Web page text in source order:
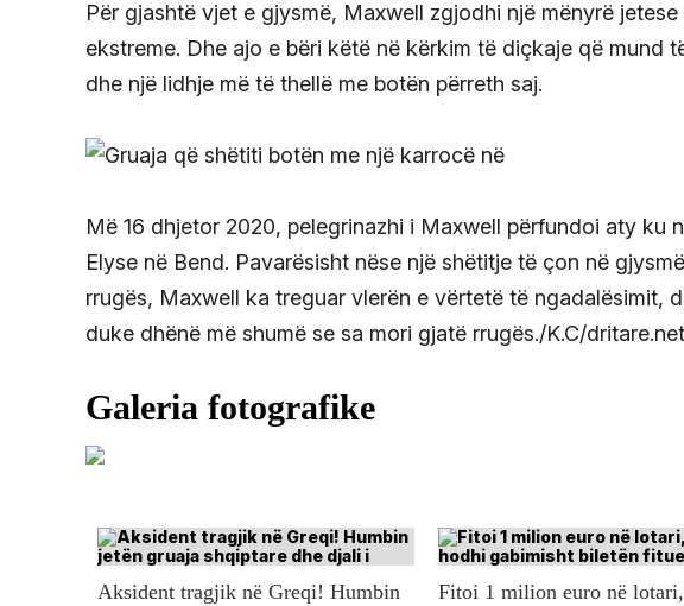
Për gjashtë vjet e gjysmë, Maxwell zgjodhi një mënyrë
ekstreme. Dhe ajo e bëri këtë në kërkim të diçkaje që mund
dhe një lidhje më të thellë me botën përreth saj.
Më 16 dhjetor 2020, pelegrinazhi i Maxwell përfundoi aty ku
Elyse në Bend. Pavarësisht nëse një shëtitje të çon në
rrugës, Maxwell ka treguar vlerën e vërtetë të ngadalësimit,
duke dhënë më shumë se sa mori gjatë rrugës./K.C/dritare.net
Aksident tragjik në Greqi! Humbin
Fitoi 1 milion euro në